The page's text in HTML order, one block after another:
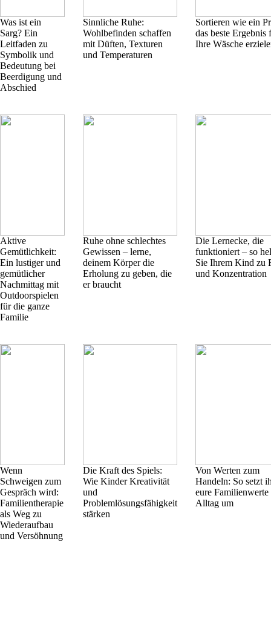
Was ist ein
Sarg? Ein
Leitfaden zu
Symbolik und
Bedeutung bei
Beerdigung und
Abschied
Sinnliche Ruhe:
Wohlbefinden schaffen
mit Düften, Texturen
und Temperaturen
Sortieren wie ein
das beste Ergebnis
Ihre Wäsche
Aktive
Gemütlichkeit:
Ein lustiger und
gemütlicher
Nachmittag mit
Outdoorspielen
für die ganze
Familie
Ruhe ohne schlechtes
Gewissen – lerne,
deinem Körper die
Erholung zu geben, die
er braucht
Die Lernecke, die
funktioniert – so
Sie Ihrem Kind zu
und Konzentration
Wenn
Schweigen zum
Gespräch wird:
Familientherapie
als Weg zu
Wiederaufbau
und Versöhnung
Die Kraft des Spiels:
Wie Kinder Kreativität
und
Problemlösungsfähigkeit
stärken
Von Werten zum
Handeln: So setzt
eure Familienwerte
Alltag um